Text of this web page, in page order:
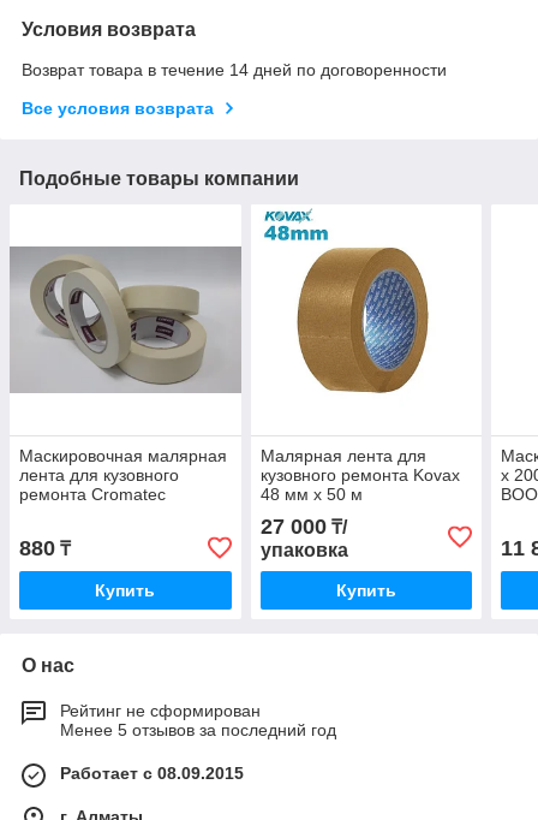
Условия возврата
Возврат товара в течение 14 дней по договоренности
Все условия возврата
Подобные товары компании
Маскировочная малярная
лента для кузовного
ремонта Cromatec
880 ₸
Купить
Малярная лента для
кузовного ремонта Kovax
48 мм х 50 м
27 000₸/
упаковка
Купить
х
11
О нас
Рейтинг не сформирован
Менее 5 отзывов за последний год
Работает с 08.09.2015